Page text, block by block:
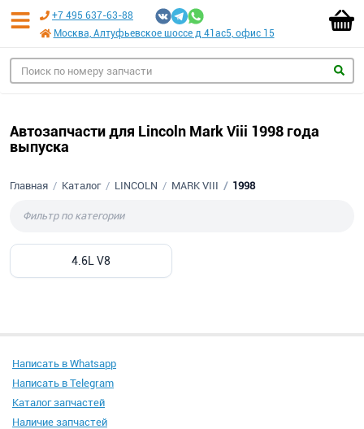
+7 495 637-63-88
Москва, Алтуфьевское шоссе д 41ас5, офис 15
Автозапчасти для Lincoln Mark Viii 1998 года
выпуска
Главная Каталог LINCOLN MARK VIII 1998
4.6L V8
Написать в Whatsapp
Написать в Telegram
Каталог запчастей
Наличие запчастей